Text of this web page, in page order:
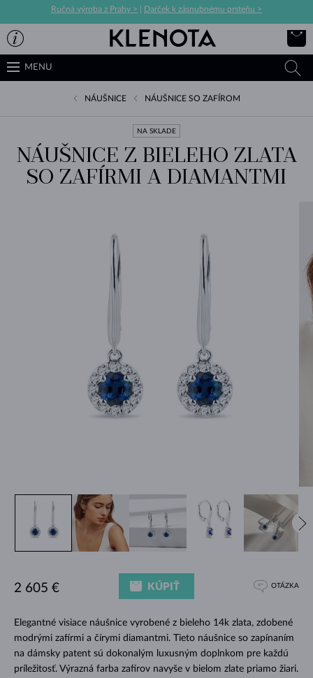
Ručná výroba z Prahy > Darček k zásnubnému prsteňu >
MENU
NÁUŠNICE NÁUŠNICE SO ZAFÍROM
NA SKLADE
NÁUŠNICE Z BIELEHO ZLATA
SO ZAFÍRMI A DIAMANTMI
Elegantné visiace náušnice vyrobené z bieleho 14k zlata, zdobené
modrými zafírmi a čírymi diamantmi. Tieto náušnice so zapínaním
na dámsky patent sú dokonalým luxusným doplnkom pre každú
príležitosť. Výrazná farba zafírov navyše v bielom zlate priamo žiari.
2 605 € KÚPIŤ OTÁZKA